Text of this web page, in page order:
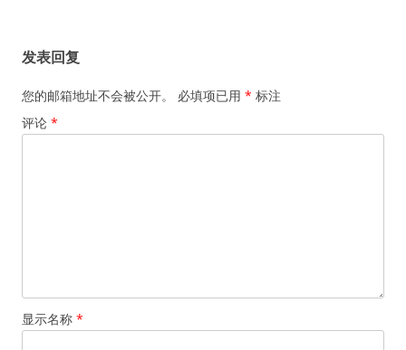
发表回复
您的邮箱地址不会被公开。 必填项已用 * 标注
评论 *
显示名称 *